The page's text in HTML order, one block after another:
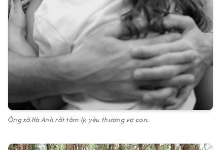
Ông xã Hà Anh rất tâm lý, yêu thương vợ con.